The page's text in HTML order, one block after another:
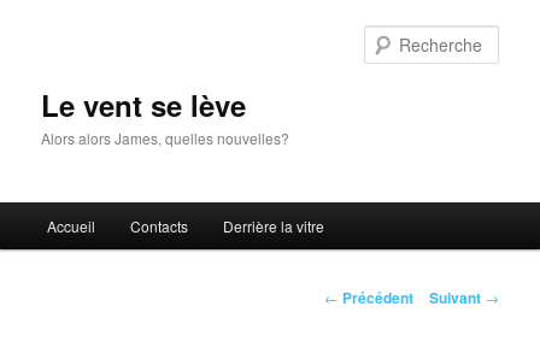
Le vent se lève
Alors alors James, quelles nouvelles?
principal
Accueil Contacts Derrière la vitre
Navigation
← Précédent Suivant →